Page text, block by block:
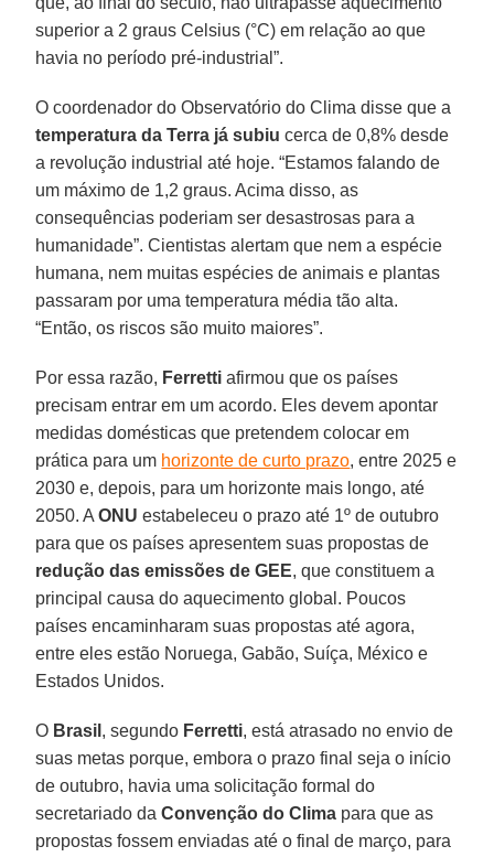
superior a 2 graus Celsius (°C) em relação ao que
havia no período pré-industrial”.
O coordenador do Observatório do Clima disse que a
temperatura da Terra já subiu cerca de 0,8% desde
a revolução industrial até hoje. “Estamos falando de
um máximo de 1,2 graus. Acima disso, as
consequências poderiam ser desastrosas para a
humanidade”. Cientistas alertam que nem a espécie
humana, nem muitas espécies de animais e plantas
passaram por uma temperatura média tão alta.
“Então, os riscos são muito maiores”.
Por essa razão, Ferretti afirmou que os países
precisam entrar em um acordo. Eles devem apontar
medidas domésticas que pretendem colocar em
prática para um horizonte de curto prazo, entre 2025 e
2030 e, depois, para um horizonte mais longo, até
2050. AONU estabeleceu o prazo até 1º de outubro
para que os países apresentem suas propostas de
redução das emissões de GEE, que constituem a
principal causa do aquecimento global. Poucos
países encaminharam suas propostas até agora,
entre eles estão Noruega, Gabão, Suíça, México e
Estados Unidos.
O Brasil , segundo Ferretti, está atrasado no envio de
suas metas porque, embora o prazo final seja o início
de outubro, havia uma solicitação formal do
secretariado daConvenção do Clima para que as
propostas fossem enviadas até o final de março, para